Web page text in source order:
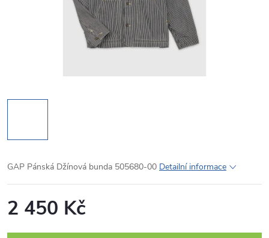
GAP Pánská Džínová bunda 505680-00 Detailní informace
2 450 Kč